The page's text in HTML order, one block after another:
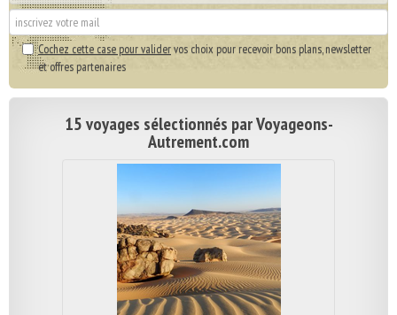
Cochez cette case pour validervos choix pour recevoir bons plans, newsletter
et offres partenaires
15 voyages sélectionnés par Voyageons-
Autrement.com